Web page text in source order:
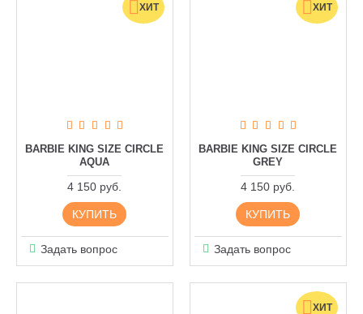
ХИТ
BARBIE KING SIZE CIRCLE
AQUA
4 150 руб.
КУПИТЬ
Задать вопрос
ХИТ
BARBIE KING SIZE CIRCLE
GREY
4 150 руб.
КУПИТЬ
Задать вопрос
ХИТ